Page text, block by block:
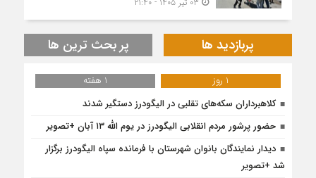
پربازدید ها پر بحث ترین ها
1 روز
1 هفته
کلاهبرداران سکه‌های تقلبی در الیگودرز دستگیر شدند
حضور پرشور مردم انقلابی الیگودرز در یوم الله ۱۳ آبان +تصویر
دیدار نمایندگان بانوان شهرستان با فرمانده سپاه الیگودرز برگزار
شد +تصویر